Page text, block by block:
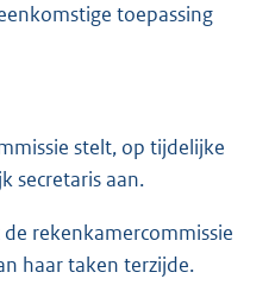
toepassing
stelt, op tijdelijke
secretaris aan.
de rekenkamercommissie
haar taken terzijde.